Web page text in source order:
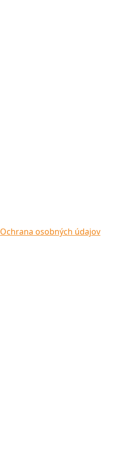
Ochrana osobných údajov